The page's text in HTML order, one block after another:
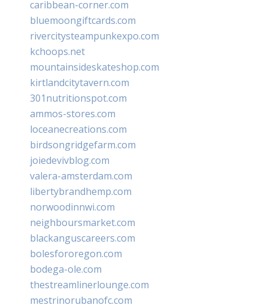
caribbean-corner.com
bluemoongiftcards.com
rivercitysteampunkexpo.com
kchoops.net
mountainsideskateshop.com
kirtlandcitytavern.com
301nutritionspot.com
ammos-stores.com
loceanecreations.com
birdsongridgefarm.com
joiedevivblog.com
valera-amsterdam.com
libertybrandhemp.com
norwoodinnwi.com
neighboursmarket.com
blackanguscareers.com
bolesfororegon.com
bodega-ole.com
thestreamlinerlounge.com
mestrinorubanofc.com